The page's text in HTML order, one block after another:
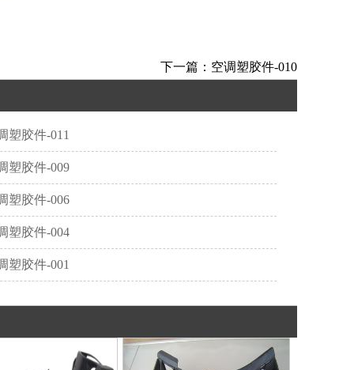
下一篇：空调塑胶件-010
塑胶件-011
塑胶件-009
塑胶件-006
塑胶件-004
塑胶件-001